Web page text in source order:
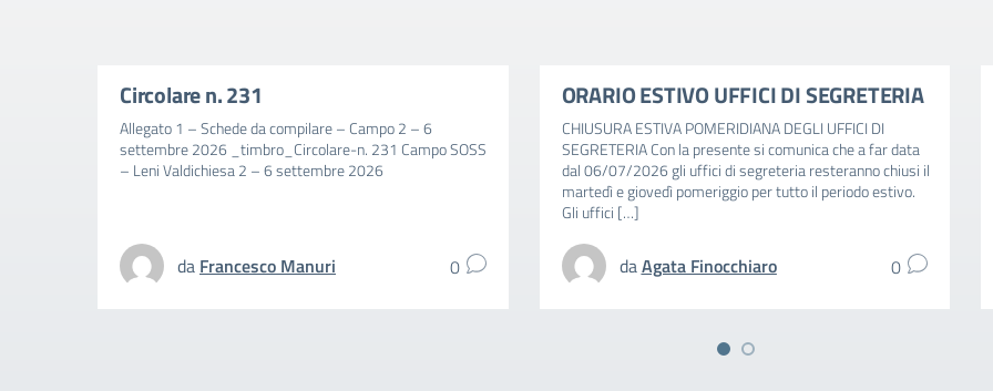
Circolare n. 231
Allegato 1 – Schede da compilare – Campo 2 – 6
settembre 2026 _timbro_Circolare-n. 231 Campo SOSS
– Leni Valdichiesa 2 – 6 settembre 2026
da Francesco Manuri 0
ORARIO ESTIVO UFFICI DI SEGRETERIA
CHIUSURA ESTIVA POMERIDIANA DEGLI UFFICI DI
SEGRETERIA Con la presente si comunica che a far data
dal 06/07/2026 gli uffici di segreteria resteranno chiusi il
martedì e giovedì pomeriggio per tutto il periodo estivo.
Gli uffici […]
daAgata Finocchiaro 0